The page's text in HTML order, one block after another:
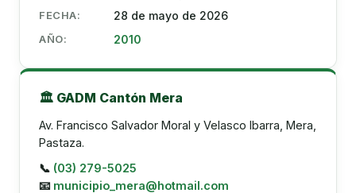
FECHA: 28 de mayo de 2026
AÑO: 2010
🏛️ GADM Cantón Mera
Av. Francisco Salvador Moral y Velasco Ibarra, Mera,
Pastaza.
📞 (03) 279-5025
📧 municipio_mera@hotmail.com